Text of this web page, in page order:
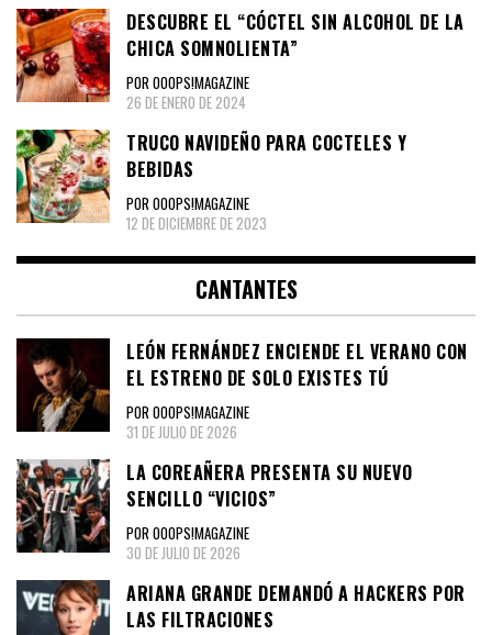
DESCUBRE EL “CÓCTEL SIN ALCOHOL DE LA
CHICA SOMNOLIENTA”
POR OOOPS!MAGAZINE
26 DE ENERO DE 2024
TRUCO NAVIDEÑO PARA COCTELES Y
BEBIDAS
POR OOOPS!MAGAZINE
12 DE DICIEMBRE DE 2023
CANTANTES
LEÓN FERNÁNDEZ ENCIENDE EL VERANO CON
EL ESTRENO DE SOLO EXISTES TÚ
POR OOOPS!MAGAZINE
31 DE JULIO DE 2026
LA COREAÑERA PRESENTA SU NUEVO
SENCILLO “VICIOS”
POR OOOPS!MAGAZINE
30 DE JULIO DE 2026
ARIANA GRANDE DEMANDÓ A HACKERS POR
LAS FILTRACIONES